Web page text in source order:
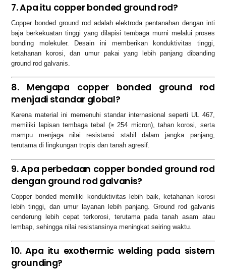
7. Apa itu copper bonded ground rod?
Copper bonded ground rod adalah elektroda pentanahan dengan inti
baja berkekuatan tinggi yang dilapisi tembaga murni melalui proses
bonding molekuler. Desain ini memberikan konduktivitas tinggi,
ketahanan korosi, dan umur pakai yang lebih panjang dibanding
ground rod galvanis.
8. Mengapa copper bonded ground rod
menjadi standar global?
Karena material ini memenuhi standar internasional seperti UL 467,
memiliki lapisan tembaga tebal (≥ 254 micron), tahan korosi, serta
mampu menjaga nilai resistansi stabil dalam jangka panjang,
terutama di lingkungan tropis dan tanah agresif.
9. Apa perbedaan copper bonded ground rod
dengan ground rod galvanis?
Copper bonded memiliki konduktivitas lebih baik, ketahanan korosi
lebih tinggi, dan umur layanan lebih panjang. Ground rod galvanis
cenderung lebih cepat terkorosi, terutama pada tanah asam atau
lembap, sehingga nilai resistansinya meningkat seiring waktu.
10. Apa itu exothermic welding pada sistem
grounding?